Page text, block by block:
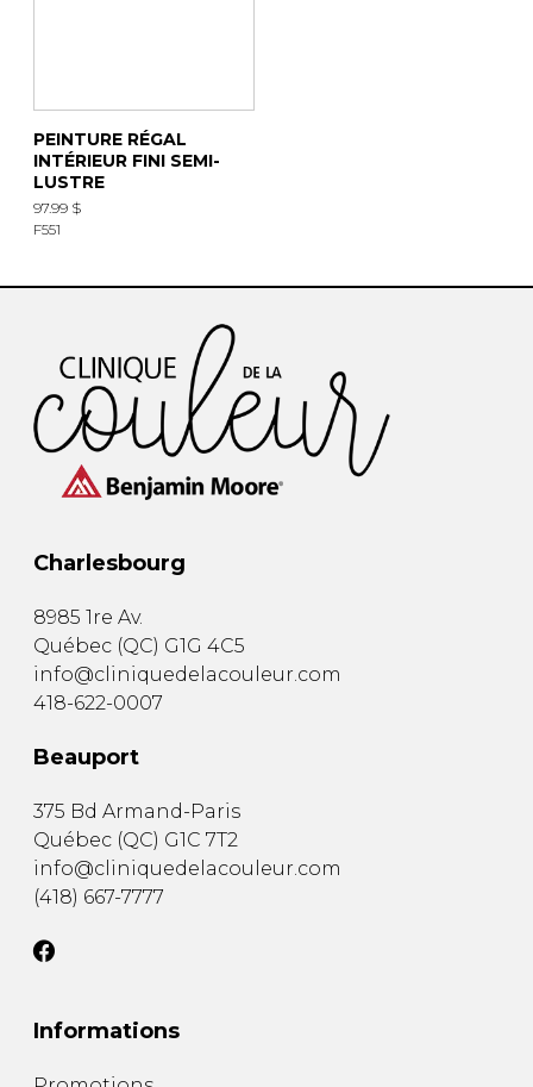
PEINTURE RÉGAL
INTÉRIEUR FINI SEMI-
LUSTRE
97.99 $
F551
Charlesbourg
8985 1re Av.
Québec (QC) G1G 4C5
info@cliniquedelacouleur.com
418-622-0007
Beauport
375 Bd Armand-Paris
Québec (QC) G1C 7T2
info@cliniquedelacouleur.com
(418) 667-7777
Informations